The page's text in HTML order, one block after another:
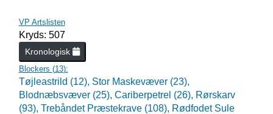
VP Artslisten
Kryds: 507
Kronologisk
Blockers (13):
Tøjleastrild (12), Stor Maskevæver (23),
Blodnæbsvæver (25), Cariberpetrel (26), Rørskarv
(93), Trebåndet Præstekrave (108), Rødfodet Sule